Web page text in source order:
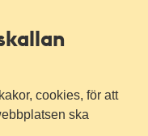
cookies, för att
ska